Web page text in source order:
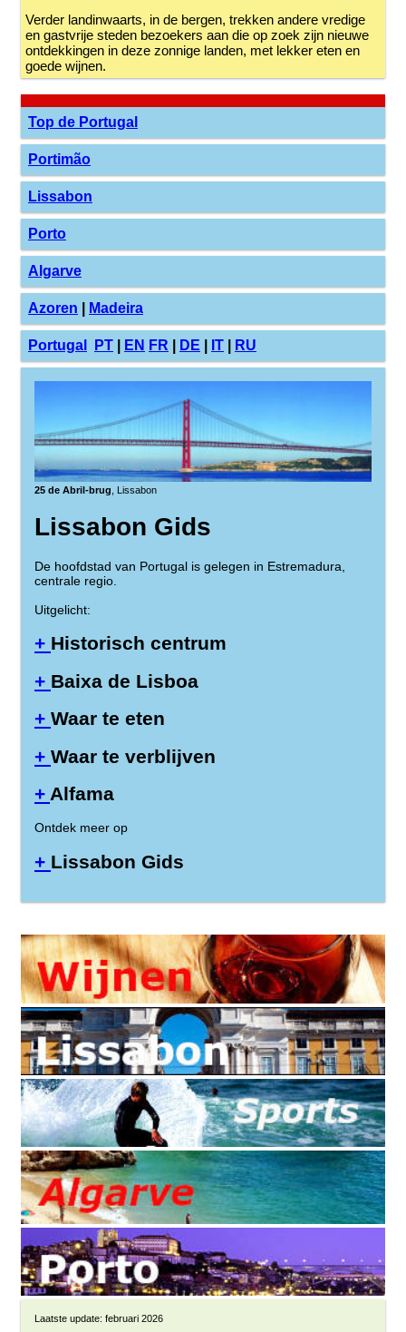
Verder landinwaarts, in de bergen, trekken andere vredige
en gastvrije steden bezoekers aan die op zoek zijn nieuwe
ontdekkingen in deze zonnige landen, met lekker eten en
goede wijnen.
Top de Portugal
Portimão
Lissabon
Porto
Algarve
Azoren Madeira
Portugal PT EN FR DE IT RU
25 de Abril-brug, Lissabon
Lissabon Gids
De hoofdstad van Portugal is gelegen in Estremadura,
centrale regio.
Uitgelicht:
+ Historisch centrum
+ Baixa de Lisboa
+ Waar te eten
+ Waar te verblijven
+ Alfama
Ontdek meer op
+ Lissabon Gids
Laatste update: februari 2026